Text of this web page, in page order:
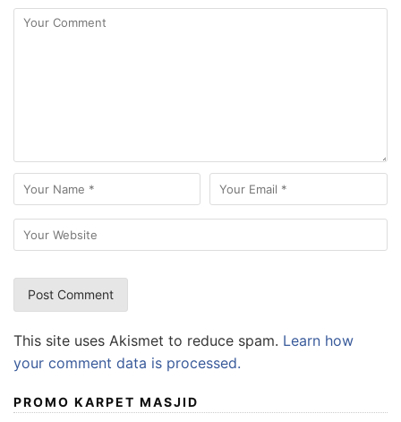
This site uses Akismet to reduce spam. Learn how
your comment data is processed.
PROMO KARPET MASJID